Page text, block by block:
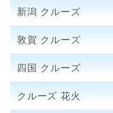
新潟 クルーズ
敦賀 クルーズ
四国 クルーズ
クルーズ 花火